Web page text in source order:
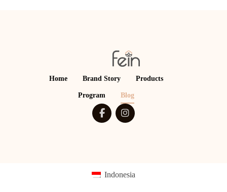
Home Brand Story Products
Program Blog
Indonesia